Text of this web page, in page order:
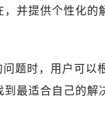
并提供个性化
题时，用户可
最适合自己的解